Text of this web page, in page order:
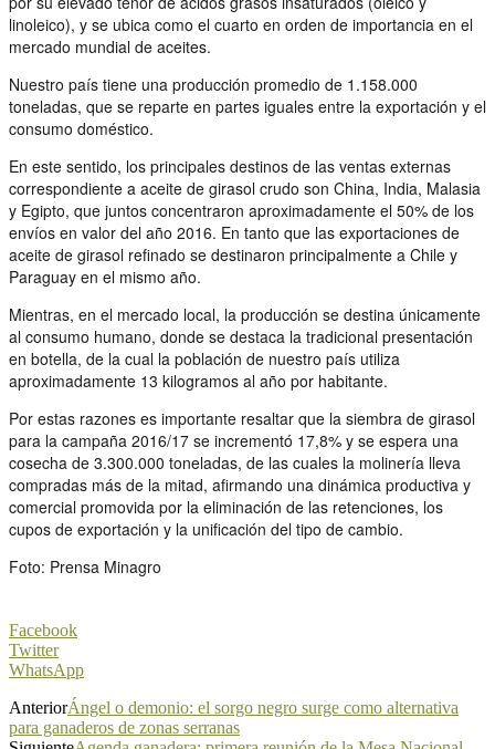
linoleico), y se ubica como el cuarto en orden de importancia en el
mercado mundial de aceites.
Nuestro país tiene una producción promedio de 1.158.000
toneladas, que se reparte en partes iguales entre la exportación y el
consumo doméstico.
En este sentido, los principales destinos de las ventas externas
correspondiente a aceite de girasol crudo son China, India, Malasia
y Egipto, que juntos concentraron aproximadamente el 50% de los
envíos en valor del año 2016. En tanto que las exportaciones de
aceite de girasol refinado se destinaron principalmente a Chile y
Paraguay en el mismo año.
Mientras, en el mercado local, la producción se destina únicamente
al consumo humano, donde se destaca la tradicional presentación
en botella, de la cual la población de nuestro país utiliza
aproximadamente 13 kilogramos al año por habitante.
Por estas razones es importante resaltar que la siembra de girasol
para la campaña 2016/17 se incrementó 17,8% y se espera una
cosecha de 3.300.000 toneladas, de las cuales la molinería lleva
compradas más de la mitad, afirmando una dinámica productiva y
comercial promovida por la eliminación de las retenciones, los
cupos de exportación y la unificación del tipo de cambio.
Foto: Prensa Minagro
Facebook
Twitter
WhatsApp
AnteriorÁngel o demonio: el sorgo negro surge como alternativa
para ganaderos de zonas serranas